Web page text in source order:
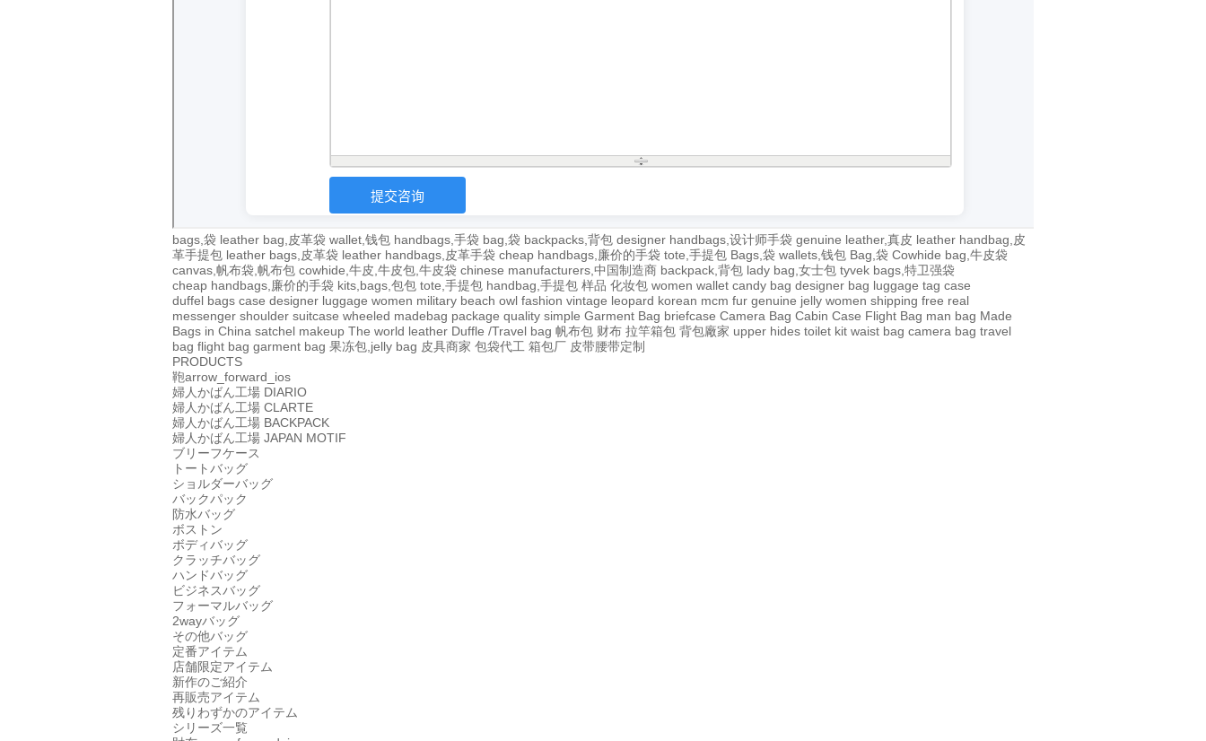
bags,袋 leather bag,皮革袋 wallet,钱包 handbags,手袋 bag,袋 backpacks,背包 designer handbags,设计师手袋 genuine leather,真皮 leather handbag,皮
革手提包 leather bags,皮革袋 leather handbags,皮革手袋 cheap handbags,廉价的手袋 tote,手提包 Bags,袋 wallets,钱包 Bag,袋 Cowhide bag,牛皮袋
canvas,帆布袋,帆布包 cowhide,牛皮,牛皮包,牛皮袋 chinese manufacturers,中国制造商 backpack,背包 lady bag,女士包 tyvek bags,特卫强袋
cheap handbags,廉价的手袋 kits,bags,包包 tote,手提包 handbag,手提包 样品 化妆包 women wallet candy bag designer bag luggage tag case
duffel bags case designer luggage women military beach owl fashion vintage leopard korean mcm fur genuine jelly women shipping free real
messenger shoulder suitcase wheeled madebag package quality simple Garment Bag briefcase Camera Bag Cabin Case Flight Bag man bag Made
Bags in China satchel makeup The world leather Duffle /Travel bag 帆布包 财布 拉竿箱包 背包廠家 upper hides toilet kit waist bag camera bag travel
bag flight bag garment bag 果冻包,jelly bag 皮具商家 包袋代工 箱包厂 皮带腰带定制
PRODUCTS
鞄arrow_forward_ios
婦人かばん工場 DIARIO
婦人かばん工場 CLARTE
婦人かばん工場 BACKPACK
婦人かばん工場 JAPAN MOTIF
ブリーフケース
トートバッグ
ショルダーバッグ
バックパック
防水バッグ
ボストン
ボディバッグ
クラッチバッグ
ハンドバッグ
ビジネスバッグ
フォーマルバッグ
2wayバッグ
その他バッグ
定番アイテム
店舗限定アイテム
新作のご紹介
再販売アイテム
残りわずかのアイテム
シリーズ一覧